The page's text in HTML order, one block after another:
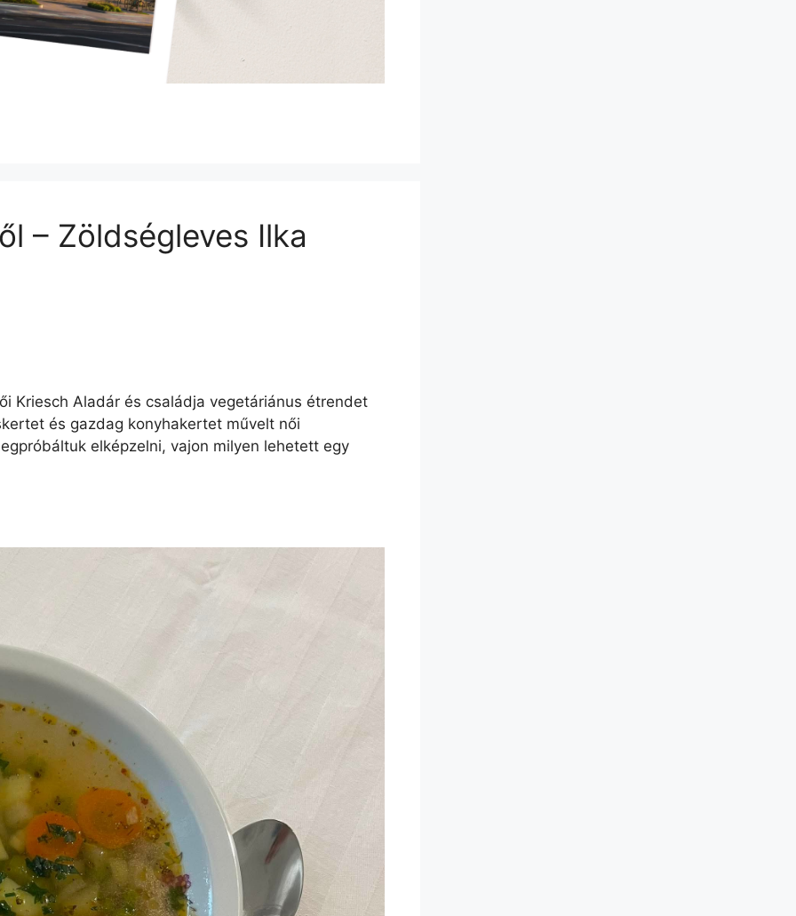
– Zöldségleves Ilka
Kriesch Aladár és családja vegetáriánus étrendet
és gazdag konyhakertet művelt női
elképzelni, vajon milyen lehetett egy